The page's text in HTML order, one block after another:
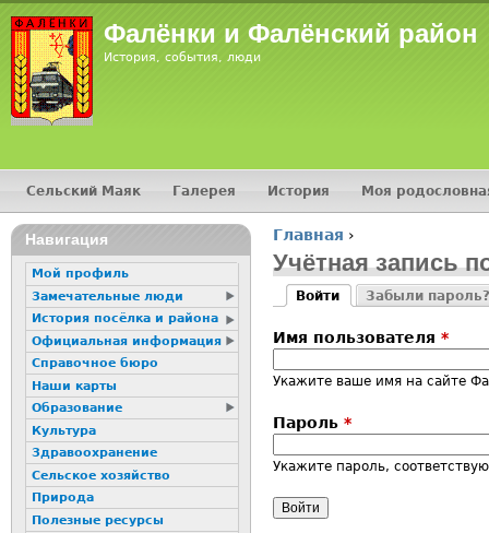
Фалёнки и Фалёнский район
История, события, люди
Вы здесь
Главная ›
Учётная запись
Главные
Войти
Забыли пароль?
Имя пользователя *
Укажите ваше имя на сайте
Пароль *
Укажите пароль,
Главное меню
Сельский Маяк Галерея История Моя
16+
Навигация
Мой профиль
Замечательные люди
История посёлка и района
Официальная информация
Справочное бюро
Наши карты
Образование
Культура
Здравоохранение
Сельское хозяйство
Природа
Полезные ресурсы